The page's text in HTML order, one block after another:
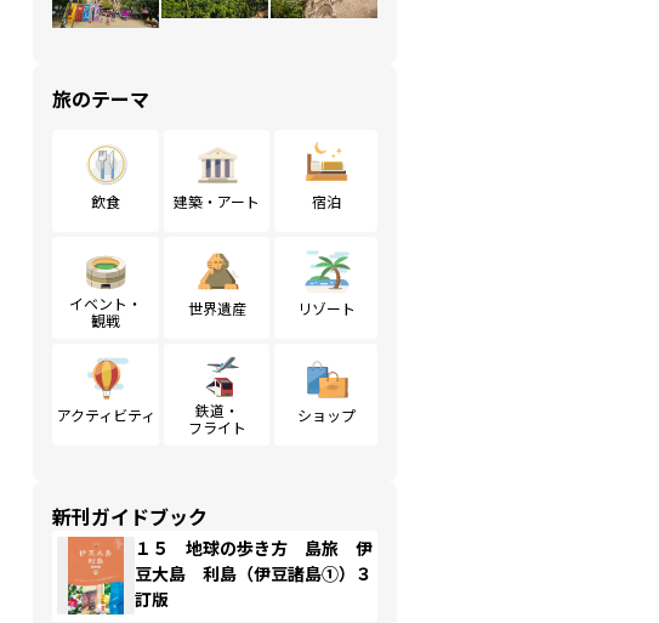
旅のテーマ
飲食 建築・アート 宿泊
イベント・
観戦
世界遺産 リゾート
アクティビティ
鉄道・
フライト
ショップ
新刊ガイドブック
１５ 地球の歩き方 島旅 伊
豆大島 利島（伊豆諸島①）３
訂版